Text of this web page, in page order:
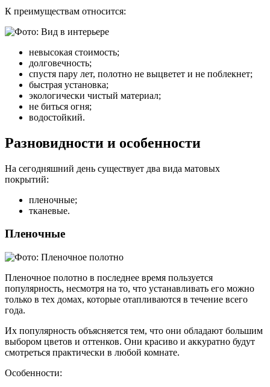
К преимуществам относится:
невысокая стоимость;
долговечность;
спустя пару лет, полотно не выцветет и не поблекнет;
быстрая установка;
экологически чистый материал;
не биться огня;
водостойкий.
Разновидности и особенности
На сегодняшний день существует два вида матовых
покрытий:
пленочные;
тканевые.
Пленочные
Пленочное полотно в последнее время пользуется
популярность, несмотря на то, что устанавливать его можно
только в тех домах, которые отапливаются в течение всего
года.
Их популярность объясняется тем, что они обладают большим
выбором цветов и оттенков. Они красиво и аккуратно будут
смотреться практически в любой комнате.
Особенности: